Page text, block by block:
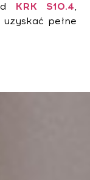
KRK S10.4,
pełne